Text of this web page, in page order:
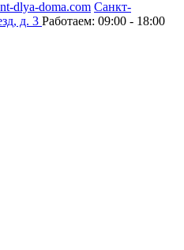
dlya-doma.com Санкт-
д. 3 Работаем: 09:00 - 18:00